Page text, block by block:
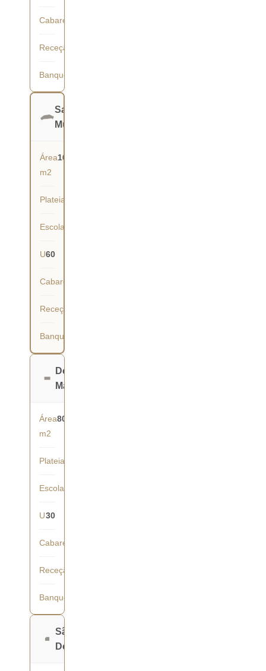
Cabaret
Receção
Banquete
Salão
Mundial
Área
m2
160
Plateia
Escola
U60
Cabaret
Receção
Banquete
Dona
Maria
Área
m2
80
Plateia
Escola
U30
Cabaret
Receção
Banquete
São
Domingos